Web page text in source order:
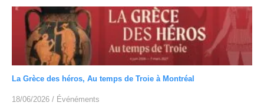
La Grèce des héros, Au temps de Troie à Montréal
18/06/2026 / Événéments